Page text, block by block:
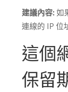
建議內容:如
連線的 IP 位
這個
保留